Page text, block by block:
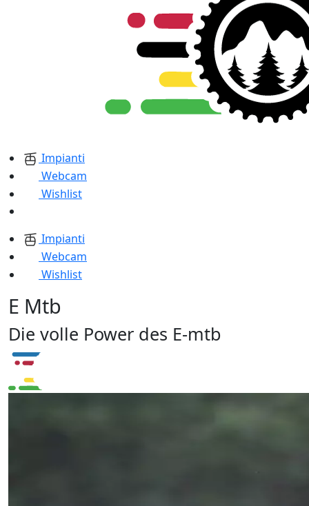
Impianti
Webcam
Wishlist
Impianti
Webcam
Wishlist
E Mtb
Die volle Power des E-mtb